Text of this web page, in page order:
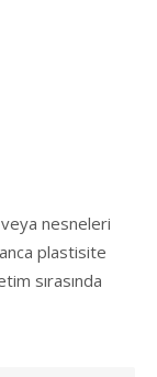
nesneleri
plastisite
sırasında